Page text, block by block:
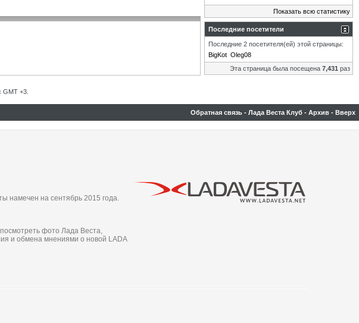
Показать всю статистику
Последние посетители
Последние 2 посетителя(ей) этой страницы:
BigKot Oleg08
Эта страница была посещена 7,431 раз
GMT +3.
Обратная связь - Лада Веста Клуб - Архив - Вверх
намечен на сентябрь 2015 года.
фото Лада Веста,
и обмена мнениями о новой LADA